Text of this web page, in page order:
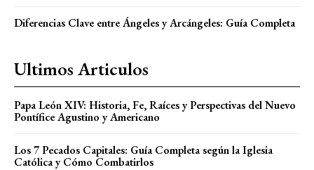
Diferencias Clave entre Ángeles y Arcángeles: Guía Completa
Ultimos Articulos
Papa León XIV: Historia, Fe, Raíces y Perspectivas del Nuevo
Pontífice Agustino y Americano
Los 7 Pecados Capitales: Guía Completa según la Iglesia
Católica y Cómo Combatirlos